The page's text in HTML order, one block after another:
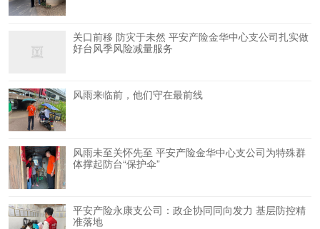
关口前移 防灾于未然 平安产险金华中心支公司扎实做
好台风季风险减量服务
风雨来临前，他们守在最前线
风雨未至关怀先至 平安产险金华中心支公司为特殊群
体撑起防台“保护伞”
平安产险永康支公司：政企协同同向发力 基层防控精
准落地